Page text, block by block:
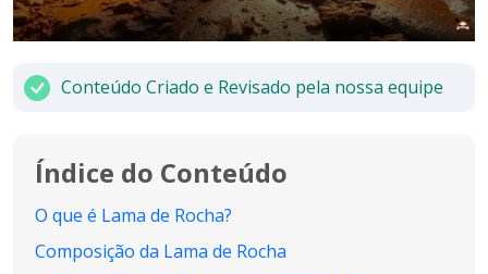
Conteúdo Criado e Revisado pela nossa equipe
Índice do Conteúdo
O que é Lama de Rocha?
Composição da Lama de Rocha